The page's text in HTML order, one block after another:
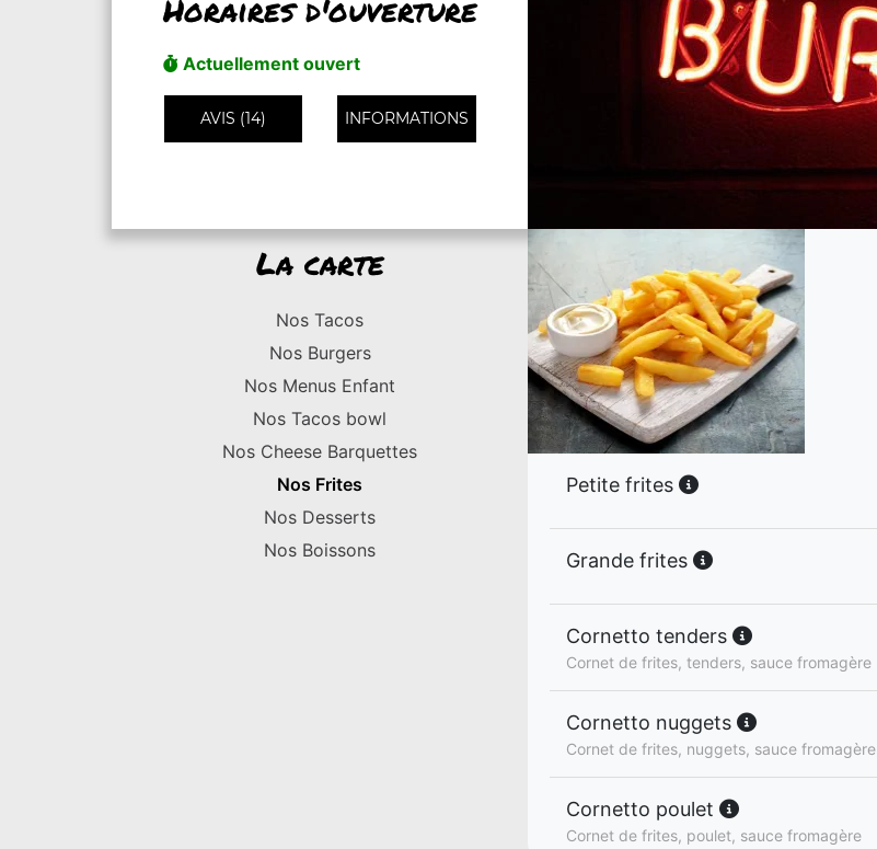
Horaires d'ouverture
Actuellement ouvert
AVIS (14) INFORMATIONS
La carte
Nos Tacos
Nos Burgers
Nos Menus Enfant
Nos Tacos bowl
Nos Cheese Barquettes
Nos Frites
Nos Desserts
Nos Boissons
Petite frites
Grande frites
Cornetto tenders
Cornet de frites, tenders, sauce fromagère
Cornetto nuggets
Cornet de frites, nuggets, sauce fromagère
Cornetto poulet
Cornet de frites, poulet, sauce fromagère